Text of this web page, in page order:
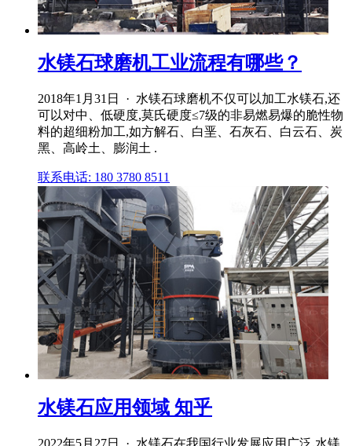
水镁石球磨机工业流程有哪些？
2018年1月31日 · 水镁石球磨机不仅可以加工水镁石,还
可以对中、低硬度,莫氏硬度≤7级的非易燃易爆的脆性物
料的超细粉加工,如方解石、白垩、石灰石、白云石、炭
黑、高岭土、膨润土 .
联系电话: 180 3780 8511
水镁石应用领域 知乎
2022年5月27日 · 水镁石在我国行业发展应用广泛,水镁